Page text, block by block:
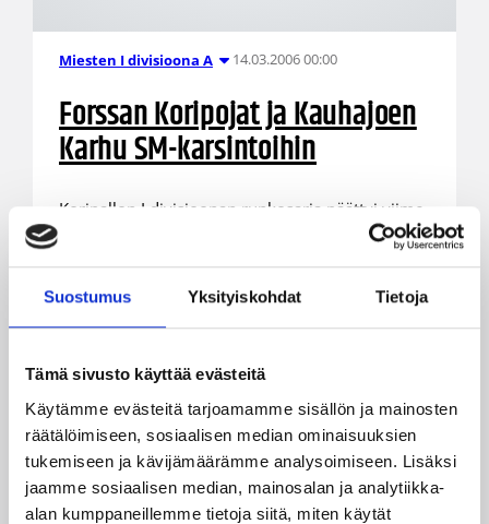
Suostumus Yksityiskohdat Tietoja
Tämä sivusto käyttää evästeitä
Käytämme evästeitä tarjoamamme sisällön ja mainosten
räätälöimiseen, sosiaalisen median ominaisuuksien
tukemiseen ja kävijämäärämme analysoimiseen. Lisäksi
jaamme sosiaalisen median, mainosalan ja analytiikka-
alan kumppaneillemme tietoja siitä, miten käytät
Miesten I divisioona A 14.03.2006 00:00
Forssan Koripojat ja Kauhajoen
Karhu SM-karsintoihin
Koripallon I divisioonan runkosarja päättyi viime
mukaan SM-karsintoihin. Forssan Koripojat oli jo
varmistanut oman paikkansa. Sarjan